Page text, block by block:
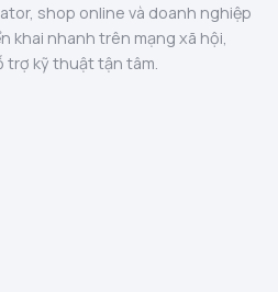
shop online và doanh nghiệp
khai nhanh trên mạng xã hội,
trợ kỹ thuật tận tâm.